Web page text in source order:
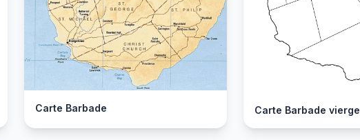
Carte Barbade Carte Barbade vierge